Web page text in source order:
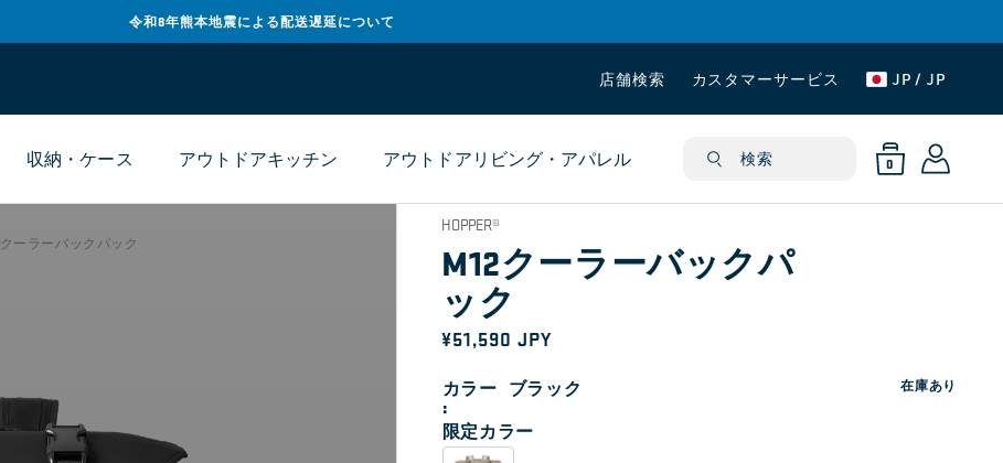
令和8年熊本地震による配送遅延について
店舗検索 カスタマーサービス JP / JP
収納・ケース アウトドアキッチン アウトドアリビング・アパレル 検索
ー
0
の
ア
イ
ム
ロ
グ
イ
ン
ーラーバックパック
HOPPER®
M12クーラーバックパ
ック
通
常
価
格
¥51,590 JPY
カラー ブラック 在庫あり
限定カラー